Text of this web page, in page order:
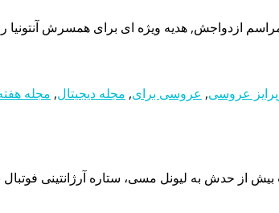
عروسی, عروسی برای, مجله دیجیتال, مجله
حدش به لیونل مسی، ستاره آرژانتینی فوتبال